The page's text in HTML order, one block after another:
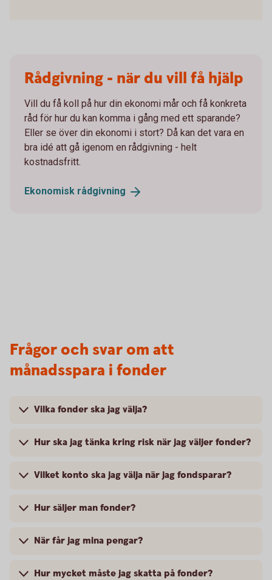
Rådgivning - när du vill få hjälp
Vill du få koll på hur din ekonomi mår och få konkreta
råd för hur du kan komma i gång med ett sparande?
Eller se över din ekonomi i stort? Då kan det vara en
bra idé att gå igenom en rådgivning - helt
kostnadsfritt.
Ekonomisk rådgivning
Frågor och svar om att
månadsspara i fonder
Vilka fonder ska jag välja?
Hur ska jag tänka kring risk när jag väljer fonder?
Vilket konto ska jag välja när jag fondsparar?
Hur säljer man fonder?
När får jag mina pengar?
Hur mycket måste jag skatta på fonder?